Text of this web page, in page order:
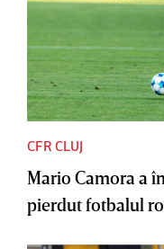
CFR CLUJ
Mario Camora a
pierdut fotbalul